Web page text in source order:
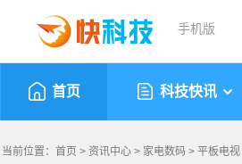
手机版
首页 科技快讯
当前位置： 首页 > 资讯中心 > 家电数码 > 平板电视